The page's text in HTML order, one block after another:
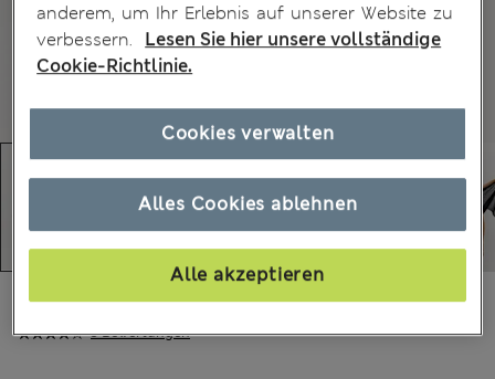
3 Bewertungen
€19.00 Alle Preise enthalten Steuern und Abgaben
anderem, um Ihr Erlebnis auf unserer Website zu
verbessern.
Lesen Sie hier unsere vollständige
Cookie-Richtlinie.
Alles Cookies ablehnen
Alle akzeptieren
Cookies verwalten